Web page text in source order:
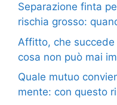
Separazione finta
rischia grosso:
Affitto, che
cosa non può mai
Quale mutuo
mente: con questo